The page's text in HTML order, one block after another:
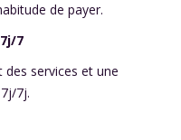
de payer.
7
services et une
7j.